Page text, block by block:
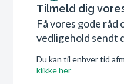
Tilmeld dig
Få vores gode råd
vedligehold sendt
Du kan til enhver tid
klikke her